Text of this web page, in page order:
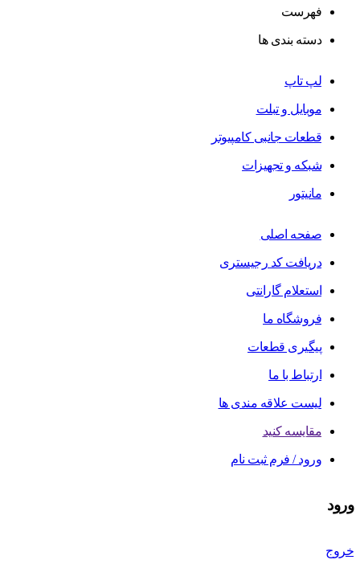
فهرست
دسته بندی ها
لپ تاپ
موبایل و تبلت
قطعات جانبی کامپیوتر
شبکه و تجهیزات
مانیتور
صفحه اصلی
دریافت کد رجیستری
استعلام گارانتی
فروشگاه ما
پیگیری قطعات
ارتباط با ما
لیست علاقه مندی ها
مقایسه کنید
ورود / فرم ثبت نام
ورود
خروج